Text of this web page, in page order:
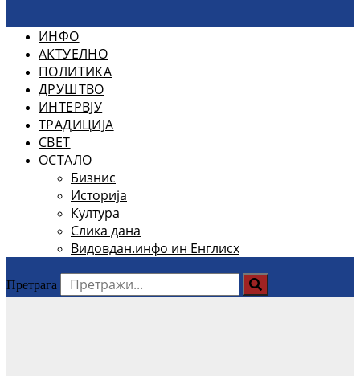
ИНФО
АКТУЕЛНО
ПОЛИТИКА
ДРУШТВО
ИНТЕРВЈУ
ТРАДИЦИЈА
СВЕТ
ОСТАЛО
Бизнис
Историја
Култура
Слика дана
Видовдан.инфо ин Енглисх
Претрага